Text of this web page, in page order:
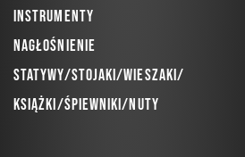
Instrumenty
Nagłośnienie
Statywy/Stojaki/Wieszaki/
Książki/Śpiewniki/Nuty